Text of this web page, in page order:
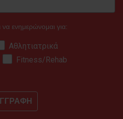
να ενημερώνομαι για:
Αθλητιατρικά
Fitness/Rehab